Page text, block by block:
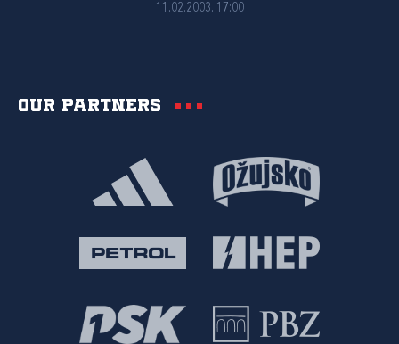
11.02.2003. 17:00
Our partners